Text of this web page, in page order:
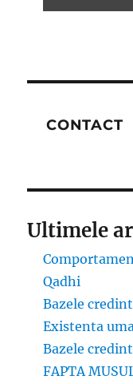
CONTACT
Ultimele
Qadhi
Bazele
Existenta
Bazele
FAPTA